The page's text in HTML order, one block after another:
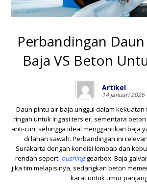
Perbandingan
Baja VS Beton
Artikel
14 Januari 2026
Daun pintu air baja unggul dalam
ringan untuk irigasi tersier, sementara
anti-curi, sehingga ideal menggantikan baja
di lahan sawah. Perbandingan ini
Surakarta dengan kondisi lembab dan
rendah seperti bushinggearbox. Baja
jika tim melapisinya, sedangkan beton
karat untuk umur